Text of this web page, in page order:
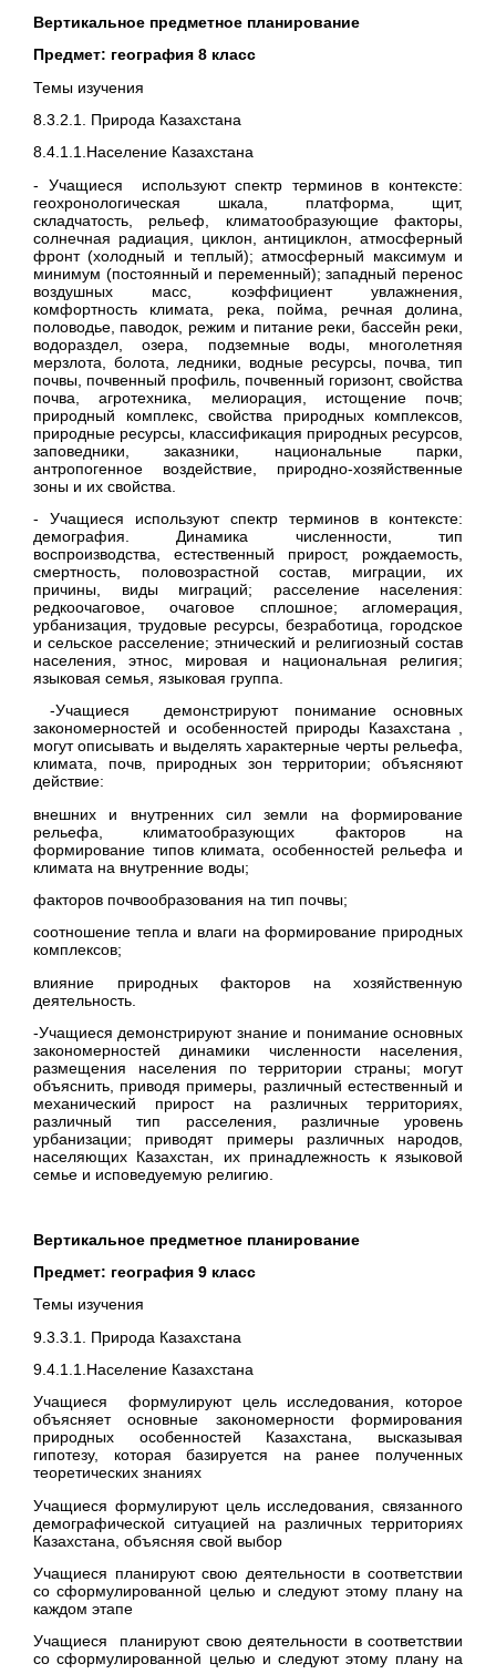
Вертикальное предметное планирование
Предмет: география 8 класс
Темы изучения
8.3.2.1. Природа Казахстана
8.4.1.1.Население Казахстана
- Учащиеся используют спектр терминов в контексте:
геохронологическая шкала, платформа, щит,
складчатость, рельеф, климатообразующие факторы,
солнечная радиация, циклон, антициклон, атмосферный
фронт (холодный и теплый); атмосферный максимум и
минимум (постоянный и переменный); западный перенос
воздушных масс, коэффициент увлажнения,
комфортность климата, река, пойма, речная долина,
половодье, паводок, режим и питание реки, бассейн реки,
водораздел, озера, подземные воды, многолетняя
мерзлота, болота, ледники, водные ресурсы, почва, тип
почвы, почвенный профиль, почвенный горизонт, свойства
почва, агротехника, мелиорация, истощение почв;
природный комплекс, свойства природных комплексов,
природные ресурсы, классификация природных ресурсов,
заповедники, заказники, национальные парки,
антропогенное воздействие, природно-хозяйственные
зоны и их свойства.
- Учащиеся используют спектр терминов в контексте:
демография. Динамика численности, тип
воспроизводства, естественный прирост, рождаемость,
смертность, половозрастной состав, миграции, их
причины, виды миграций; расселение населения:
редкоочаговое, очаговое сплошное; агломерация,
урбанизация, трудовые ресурсы, безработица, городское
и сельское расселение; этнический и религиозный состав
населения, этнос, мировая и национальная религия;
языковая семья, языковая группа.
-Учащиеся демонстрируют понимание основных
закономерностей и особенностей природы Казахстана ,
могут описывать и выделять характерные черты рельефа,
климата, почв, природных зон территории; объясняют
действие:
внешних и внутренних сил земли на формирование
рельефа, климатообразующих факторов на
формирование типов климата, особенностей рельефа и
климата на внутренние воды;
факторов почвообразования на тип почвы;
соотношение тепла и влаги на формирование природных
комплексов;
влияние природных факторов на хозяйственную
деятельность.
-Учащиеся демонстрируют знание и понимание основных
закономерностей динамики численности населения,
размещения населения по территории страны; могут
объяснить, приводя примеры, различный естественный и
механический прирост на различных территориях,
различный тип расселения, различные уровень
урбанизации; приводят примеры различных народов,
населяющих Казахстан, их принадлежность к языковой
семье и исповедуемую религию.
Вертикальное предметное планирование
Предмет: география 9 класс
Темы изучения
9.3.3.1. Природа Казахстана
9.4.1.1.Население Казахстана
Учащиеся формулируют цель исследования, которое
объясняет основные закономерности формирования
природных особенностей Казахстана, высказывая
гипотезу, которая базируется на ранее полученных
теоретических знаниях
Учащиеся формулируют цель исследования, связанного
демографической ситуацией на различных территориях
Казахстана, объясняя свой выбор
Учащиеся планируют свою деятельности в соответствии
со сформулированной целью и следуют этому плану на
каждом этапе
Учащиеся планируют свою деятельности в соответствии
со сформулированной целью и следуют этому плану на